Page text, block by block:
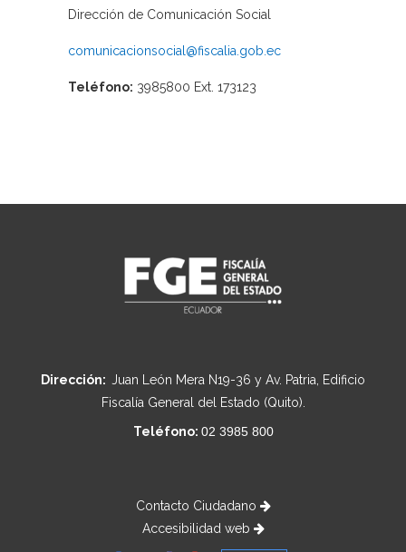
Dirección de Comunicación Social
comunicacionsocial@fiscalia.gob.ec
Teléfono: 3985800 Ext. 173123
Dirección: Juan León Mera N19-36 y Av. Patria, Edificio
Fiscalía General del Estado (Quito).
Teléfono: 02 3985 800
Contacto Ciudadano
Accesibilidad web